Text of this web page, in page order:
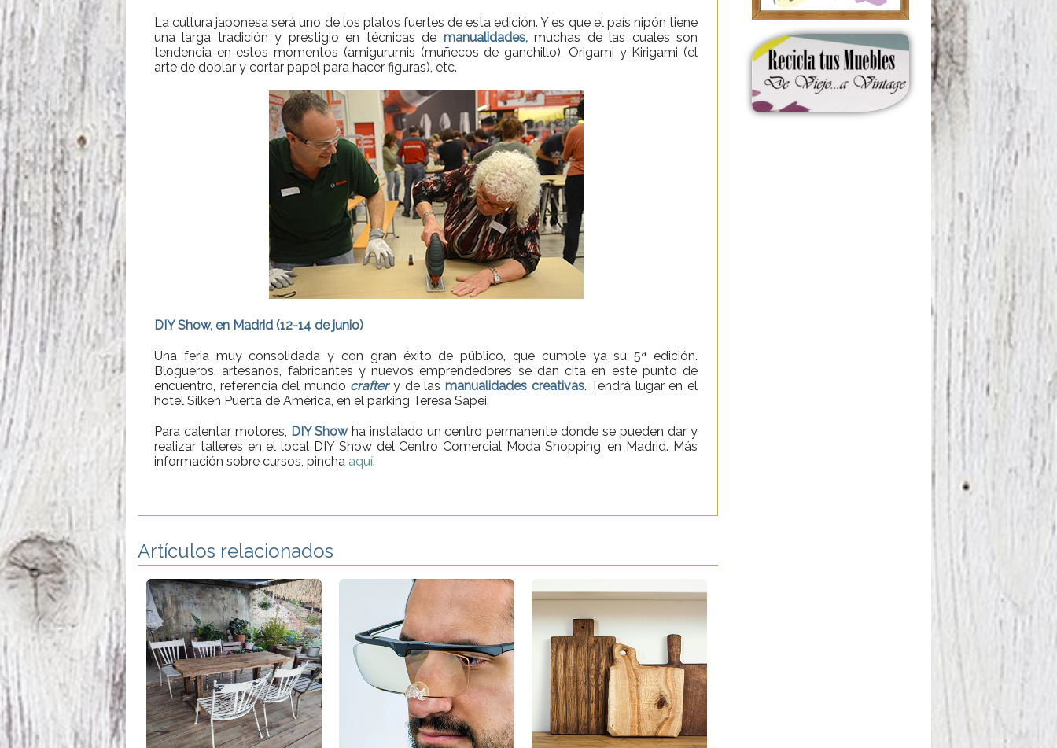
La cultura japonesa será uno de los platos fuertes de esta edición. Y es que el país nipón tiene
una larga tradición y prestigio en técnicas de manualidades,muchas de las cuales son
tendencia en estos momentos (amigurumis (muñecos de ganchillo), Origami y Kirigami (el
arte de doblar y cortar papel para hacer figuras), etc.
DIY Show, en Madrid (12-14 de junio)
Una feria muy consolidada y con gran éxito de público, que cumple ya su 5ª edición.
Blogueros, artesanos, fabricantes y nuevos emprendedores se dan cita en este punto de
encuentro, referencia del mundo craftery de las manualidades creativas. Tendrá lugar en el
hotel Silken Puerta de América, en el parking Teresa Sapei.
Para calentar motores, DIY Showha instalado un centro permanente donde se pueden dar y
realizar talleres en el local DIY Show del Centro Comercial Moda Shopping, en Madrid. Más
información sobre cursos, pincha aquí.
Artículos relacionados